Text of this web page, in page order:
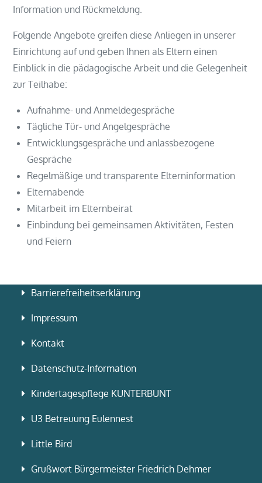
Information und Rückmeldung.
Folgende Angebote greifen diese Anliegen in unserer
Einrichtung auf und geben Ihnen als Eltern einen
Einblick in die pädagogische Arbeit und die Gelegenheit
zur Teilhabe:
Aufnahme- und Anmeldegespräche
Tägliche Tür- und Angelgespräche
Entwicklungsgespräche und anlassbezogene
Gespräche
Regelmäßige und transparente Elterninformation
Elternabende
Mitarbeit im Elternbeirat
Einbindung bei gemeinsamen Aktivitäten, Festen
und Feiern
Barrierefreiheitserklärung
Impressum
Kontakt
Datenschutz-Information
Kindertagespflege KUNTERBUNT
U3 Betreuung Eulennest
Little Bird
Grußwort Bürgermeister Friedrich Dehmer